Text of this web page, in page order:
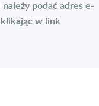
należy podać adres e-
w link